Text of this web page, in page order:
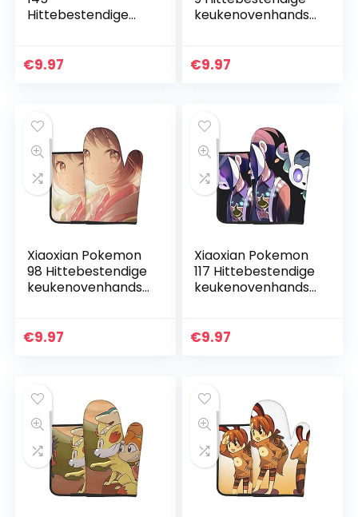
Hittebestendige
ovenhandschoene
te…
€9.97
keukenovenhandsc
n en
€9.97
Xiaoxian Pokemon
98 Hittebestendige
keukenovenhandsc
n en
€9.97
Xiaoxian Pokemon
117 Hittebestendige
keukenovenhandsc
n en
€9.97